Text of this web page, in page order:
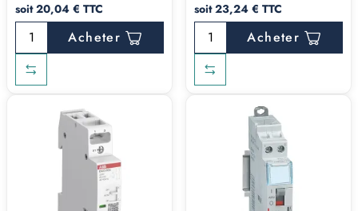
soit 20,04 € TTC
Acheter
soit 23,24 € TTC
Acheter